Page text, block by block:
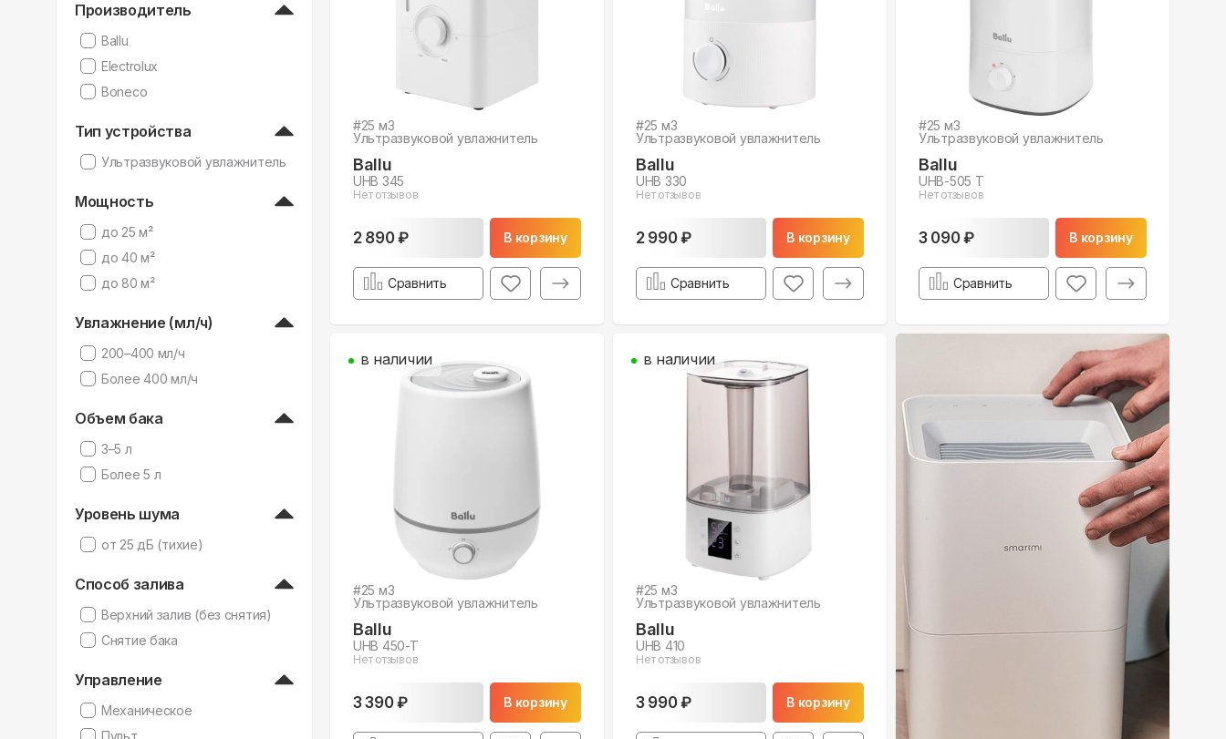
Производитель
Ballu
Electrolux
Boneco
Тип устройства
Ультразвуковой увлажнитель
Мощность
до 25 м²
до 40 м²
до 80 м²
Увлажнение (мл/ч)
200–400 мл/ч
Более 400 мл/ч
Объем бака
3–5 л
Более 5 л
Уровень шума
от 25 дБ (тихие)
Способ залива
Верхний залив (без снятия)
Снятие бака
Управление
Механическое
Пульт
#25 м3
Ультразвуковой увлажнитель
Ballu
UHB 345
Нет отзывов
2 890 ₽ В корзину
Сравнить
#25 м3
Ультразвуковой увлажнитель
Ballu
UHB 330
Нет отзывов
2 990 ₽ В корзину
Сравнить
#25 м3
Ультразвуковой увлажнитель
Ballu
UHB-505 T
Нет отзывов
3 090 ₽ В корзину
Сравнить
#25 м3
Ультразвуковой увлажнитель
Ballu
UHB 450-T
Нет отзывов
3 390 ₽ В корзину
в наличии
#25 м3
Ультразвуковой увлажнитель
Ballu
UHB 410
Нет отзывов
3 990 ₽ В корзину
в наличии